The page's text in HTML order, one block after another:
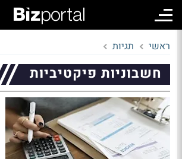
ראשי תגיות
חשבוניות פיקטיביות